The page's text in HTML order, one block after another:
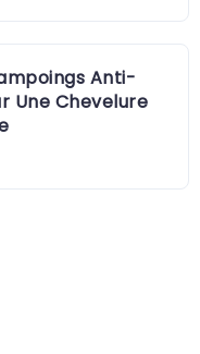
Anti-
Une Chevelure